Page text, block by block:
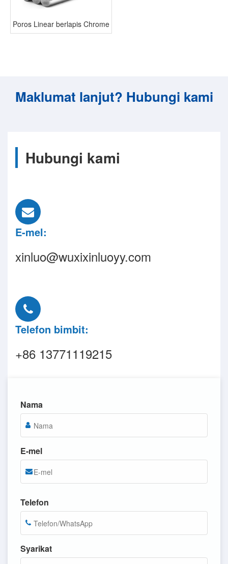
Poros Linear berlapis Chrome
Maklumat lanjut? Hubungi kami
Hubungi kami
E-mel:
xinluo@wuxixinluoyy.com
Telefon bimbit:
+86 13771119215
Nama
E-mel
Telefon
Syarikat